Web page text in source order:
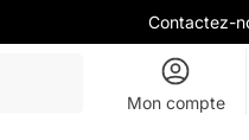
Contactez-
Mon compte